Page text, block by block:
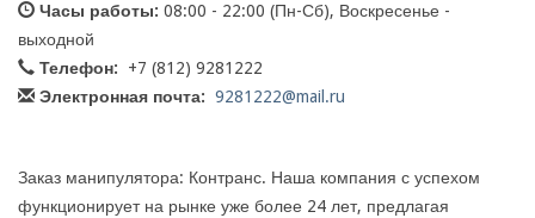
Часы работы: 08:00 - 22:00 (Пн-Сб), Воскресенье -
выходной
Телефон:
+7 (812) 9281222
Электронная почта: 9281222@mail.ru
Заказ манипулятора: Контранс. Наша компания с успехом
функционирует на рынке уже более 24 лет, предлагая